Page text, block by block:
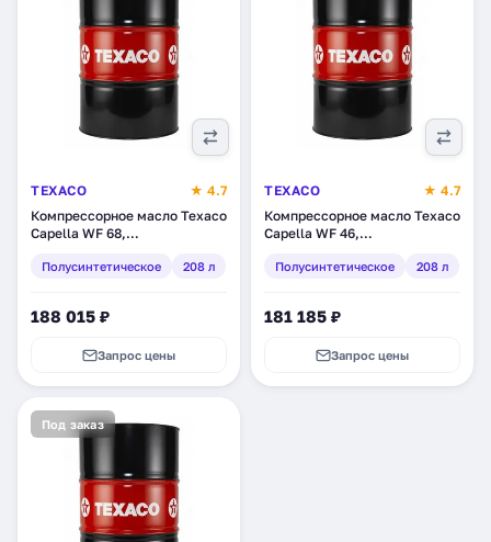
TEXACO
★ 4.7
Компрессорное масло Texaco
Capella WF 68,
(801562DEE)
Полусинтетическое 208 л
188 015 ₽
Запрос цены
TEXACO
★ 4.7
Компрессорное масло Texaco
Capella WF 46,
(801595HOE)
Полусинтетическое 208 л
181 185 ₽
Запрос цены
Под заказ